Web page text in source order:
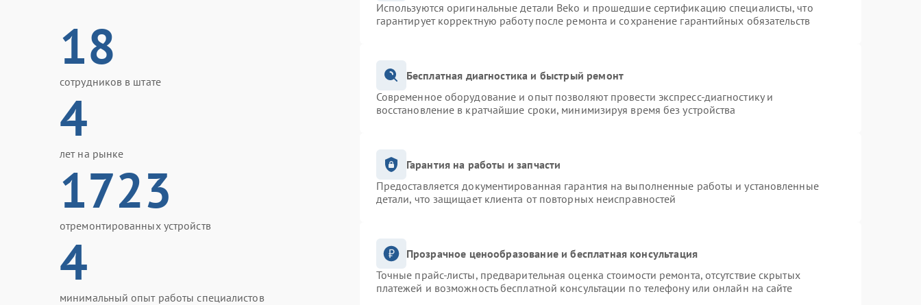
18
сотрудников в штате
4
лет на рынке
1723
отремонтированных устройств
4
минимальный опыт работы специалистов
Используются оригинальные детали Beko и прошедшие сертификацию специалисты, что
гарантирует корректную работу после ремонта и сохранение гарантийных обязательств
Бесплатная диагностика и быстрый ремонт
Современное оборудование и опыт позволяют провести экспресс-диагностику и
восстановление в кратчайшие сроки, минимизируя время без устройства
Гарантия на работы и запчасти
Предоставляется документированная гарантия на выполненные работы и установленные
детали, что защищает клиента от повторных неисправностей
Прозрачное ценообразование и бесплатная консультация
Точные прайс-листы, предварительная оценка стоимости ремонта, отсутствие скрытых
платежей и возможность бесплатной консультации по телефону или онлайн на сайте